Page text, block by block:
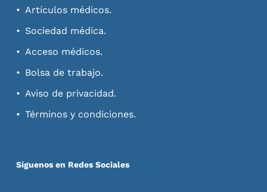
Artículos médicos.
Sociedad médica.
Acceso médicos.
Bolsa de trabajo.
Aviso de privacidad.
Términos y condiciones.
Síguenos en Redes Sociales